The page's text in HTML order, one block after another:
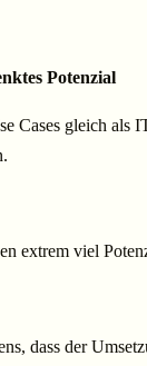
Potenzial
Cases gleich als
extrem viel
dass der